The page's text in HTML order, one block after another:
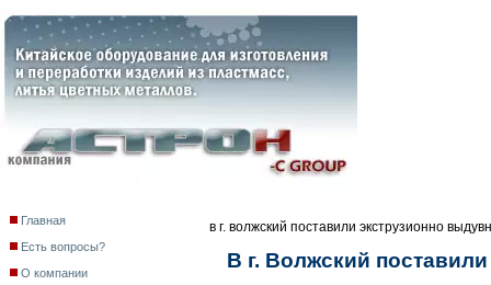
Главная
Есть вопросы?
О компании
в г. волжский поставили экструзионно
В г. Волжский